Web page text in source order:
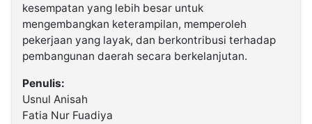
kesempatan yang lebih besar untuk
mengembangkan keterampilan, memperoleh
pekerjaan yang layak, dan berkontribusi terhadap
pembangunan daerah secara berkelanjutan.
Penulis:
Usnul Anisah
Fatia Nur Fuadiya